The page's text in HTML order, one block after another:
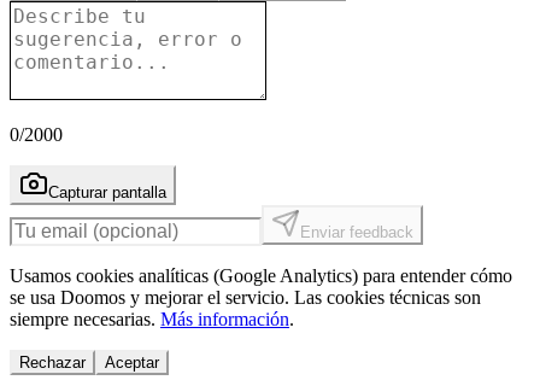
0/2000
Capturar pantalla
Enviar feedback
Usamos cookies analíticas (Google Analytics) para entender cómo
se usa Doomos y mejorar el servicio. Las cookies técnicas son
siempre necesarias. Más información.
Rechazar Aceptar